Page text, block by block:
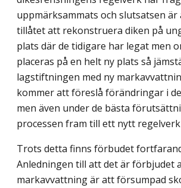
uppmärksammats och slutsatsen
tillåtet att rekonstruera diken på
plats där de tidigare har legat men
placeras på en helt ny plats så
lagstiftningen med ny
kommer att föreslå förändringar i
men även under de bästa
processen fram till ett nytt
Trots detta finns förbudet
Anledningen till att det är förbjudet
markavvattning är att försumpad